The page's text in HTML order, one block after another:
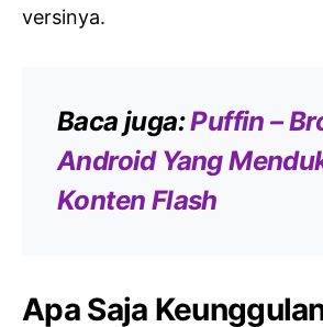
versinya.
Baca juga:Puffin –
Android Yang
Konten Flash
Apa Saja